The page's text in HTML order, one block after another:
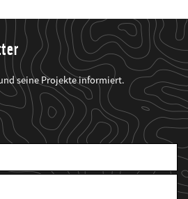
seine Projekte informiert.